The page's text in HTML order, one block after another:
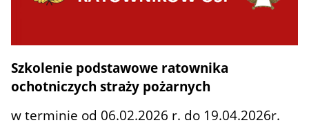
Szkolenie podstawowe ratownika
ochotniczych straży pożarnych
w terminie od 06.02.2026 r. do 19.04.2026r.